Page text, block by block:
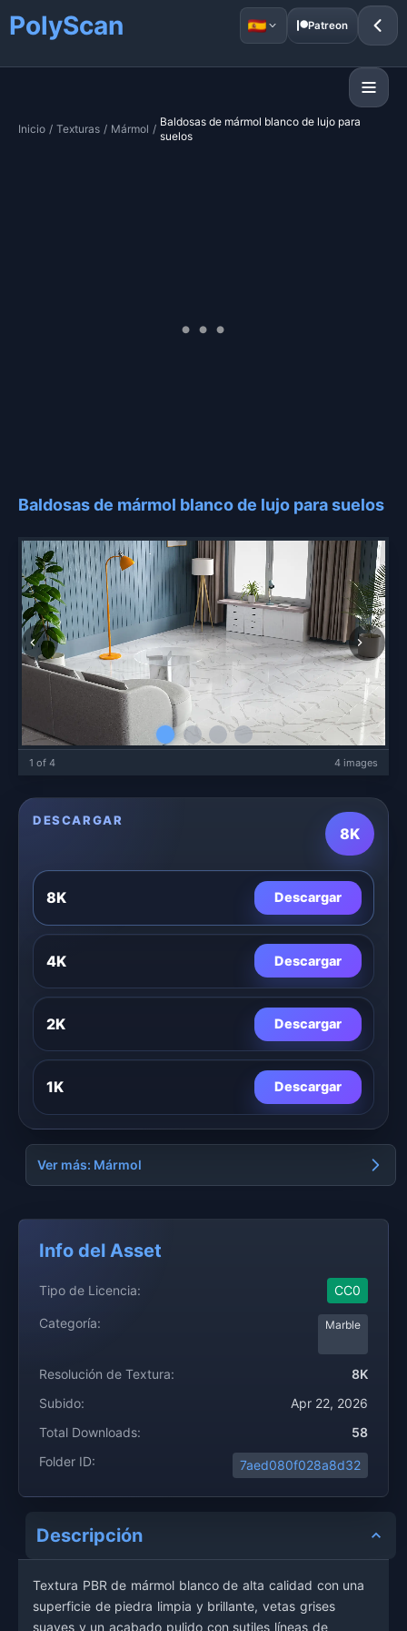
PolyScan Patreon
Inicio / Texturas / Mármol /
Baldosas de mármol blanco de lujo para
suelos
Baldosas de mármol blanco de lujo para suelos
1 of 4 4 images
Descripción
Textura PBR de mármol blanco de alta calidad con una
superficie de piedra limpia y brillante, vetas grises
suaves y un acabado pulido con sutiles líneas de
Ver más: Mármol
DESCARGAR
8K
8K Descargar
4K Descargar
2K Descargar
1K Descargar
Info del Asset
Tipo de Licencia: CC0
Categoría: Marble
Resolución de Textura:
8K
Subido:
Apr 22, 2026
Total Downloads:
58
Folder ID:
7aed080f028a8d32